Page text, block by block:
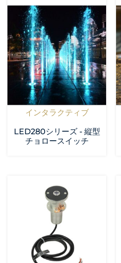
インタラクティブ
LED280シリーズ - 縦型
チョロースイッチ